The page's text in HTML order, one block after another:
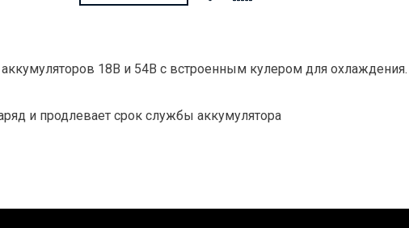
аккумуляторов 18В и 54В с встроенным кулером для охлаждения.
и продлевает срок службы аккумулятора